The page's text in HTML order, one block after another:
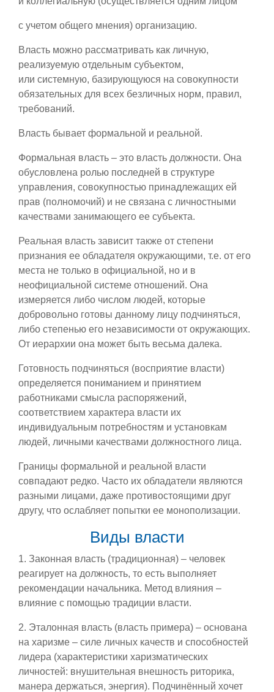
с учетом общего мнения) организацию.
Власть можно рассматривать как личную,
реализуемую отдельным субъектом,
или системную, базирующуюся на совокупности
обязательных для всех безличных норм, правил,
требований.
Власть бывает формальной и реальной.
Формальная власть – это власть должности. Она
обусловлена ролью последней в структуре
управления, совокупностью принадлежащих ей
прав (полномочий) и не связана с личностными
качествами занимающего ее субъекта.
Реальная власть зависит также от степени
признания ее обладателя окружающими, т.е. от его
места не только в официальной, но и в
неофициальной системе отношений. Она
измеряется либо числом людей, которые
добровольно готовы данному лицу подчиняться,
либо степенью его независимости от окружающих.
От иерархии она может быть весьма далека.
Готовность подчиняться (восприятие власти)
определяется пониманием и принятием
работниками смысла распоряжений,
соответствием характера власти их
индивидуальным потребностям и установкам
людей, личными качествами должностного лица.
Границы формальной и реальной власти
совпадают редко. Часто их обладатели являются
разными лицами, даже противостоящими друг
другу, что ослабляет попытки ее монополизации.
Виды власти
1. Законная власть (традиционная) – человек
реагирует на должность, то есть выполняет
рекомендации начальника. Метод влияния –
влияние с помощью традиции власти.
2. Эталонная власть (власть примера) – основана
на харизме – силе личных качеств и способностей
лидера (характеристики харизматических
личностей: внушительная внешность риторика,
манера держаться, энергия). Подчинённый хочет